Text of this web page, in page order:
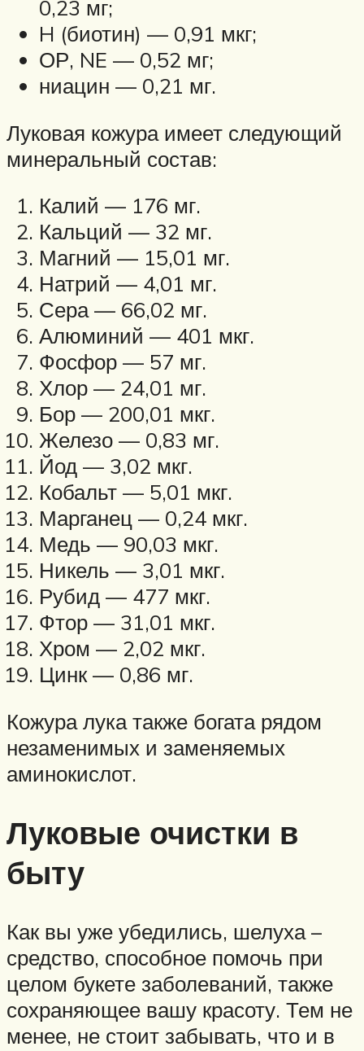
0,23 мг;
H (биотин) — 0,91 мкг;
ОР, NE — 0,52 мг;
ниацин — 0,21 мг.
Луковая кожура имеет следующий
минеральный состав:
Калий — 176 мг.
Кальций — 32 мг.
Магний — 15,01 мг.
Натрий — 4,01 мг.
Сера — 66,02 мг.
Алюминий — 401 мкг.
Фосфор — 57 мг.
Хлор — 24,01 мг.
Бор — 200,01 мкг.
Железо — 0,83 мг.
Йод — 3,02 мкг.
Кобальт — 5,01 мкг.
Марганец — 0,24 мкг.
Медь — 90,03 мкг.
Никель — 3,01 мкг.
Рубид — 477 мкг.
Фтор — 31,01 мкг.
Хром — 2,02 мкг.
Цинк — 0,86 мг.
Кожура лука также богата рядом
незаменимых и заменяемых
аминокислот.
Луковые очистки в
быту
Как вы уже убедились, шелуха –
средство, способное помочь при
целом букете заболеваний, также
сохраняющее вашу красоту. Тем не
менее, не стоит забывать, что и в